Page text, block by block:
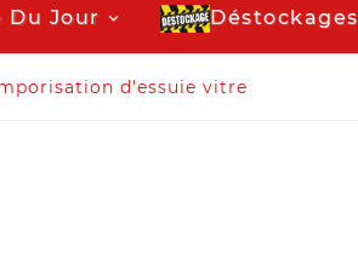
Du Jour Déstockages
d'essuie vitre